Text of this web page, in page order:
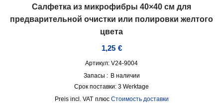
Салфетка из микрофибры 40×40 см для
предварительной очистки или полировки желтого
цвета
1,25 €
Артикул: V24-9004
Запасы : В наличии
Срок поставки: 3 Werktage
incl. VAT плюс Стоимость доставки